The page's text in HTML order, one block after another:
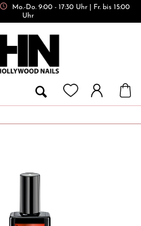
Mo.-Do. 9:00 - 17:30 Uhr | Fr. bis 15:00
Uhr